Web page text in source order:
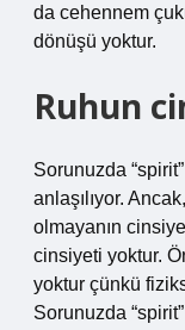
da cehennem
dönüşü yoktur.
Ruhun
Sorunuzda
anlaşılıyor.
olmayanın
cinsiyeti yoktur.
yoktur çünkü
Sorunuzda